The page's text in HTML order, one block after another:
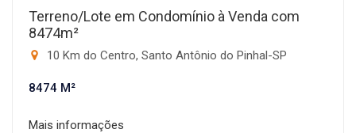
Terreno/Lote em Condomínio à Venda com
8474m²
10 Km do Centro, Santo Antônio do Pinhal-SP
8474 M²
Mais informações